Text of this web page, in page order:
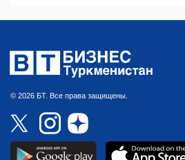
© 2026 БТ. Все права защищены.